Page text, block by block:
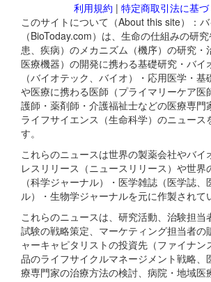
利用規約 | 特定商取引法に基
このサイトについて（About this site）：
（BioToday.com）は、生命の仕組みの研
患、疾病）のメカニズム（機序）の研究・
医療機器）の開発に携わる基礎研究・バイ
（バイオテック、バイオ）・応用医学・
や医療に携わる医師（プライマリーケア医
護師・薬剤師・介護福祉士などの医療専門
ライフサイエンス（生命科学）のニュース
す。
これらのニュースは世界の製薬会社やバイ
レスリリース（ニュースリリース）や世界
（科学ジャーナル）・医学雑誌（医学誌、
ル）・生物学ジャーナルを元に作製されて
これらのニュースは、研究活動、治験担当
試験の戦略策定、マーケティング担当者の
ャーキャピタリストの投資先（ファイナン
品のライフサイクルマネージメント戦略、
療専門家の治療方法の検討、病院・地域医